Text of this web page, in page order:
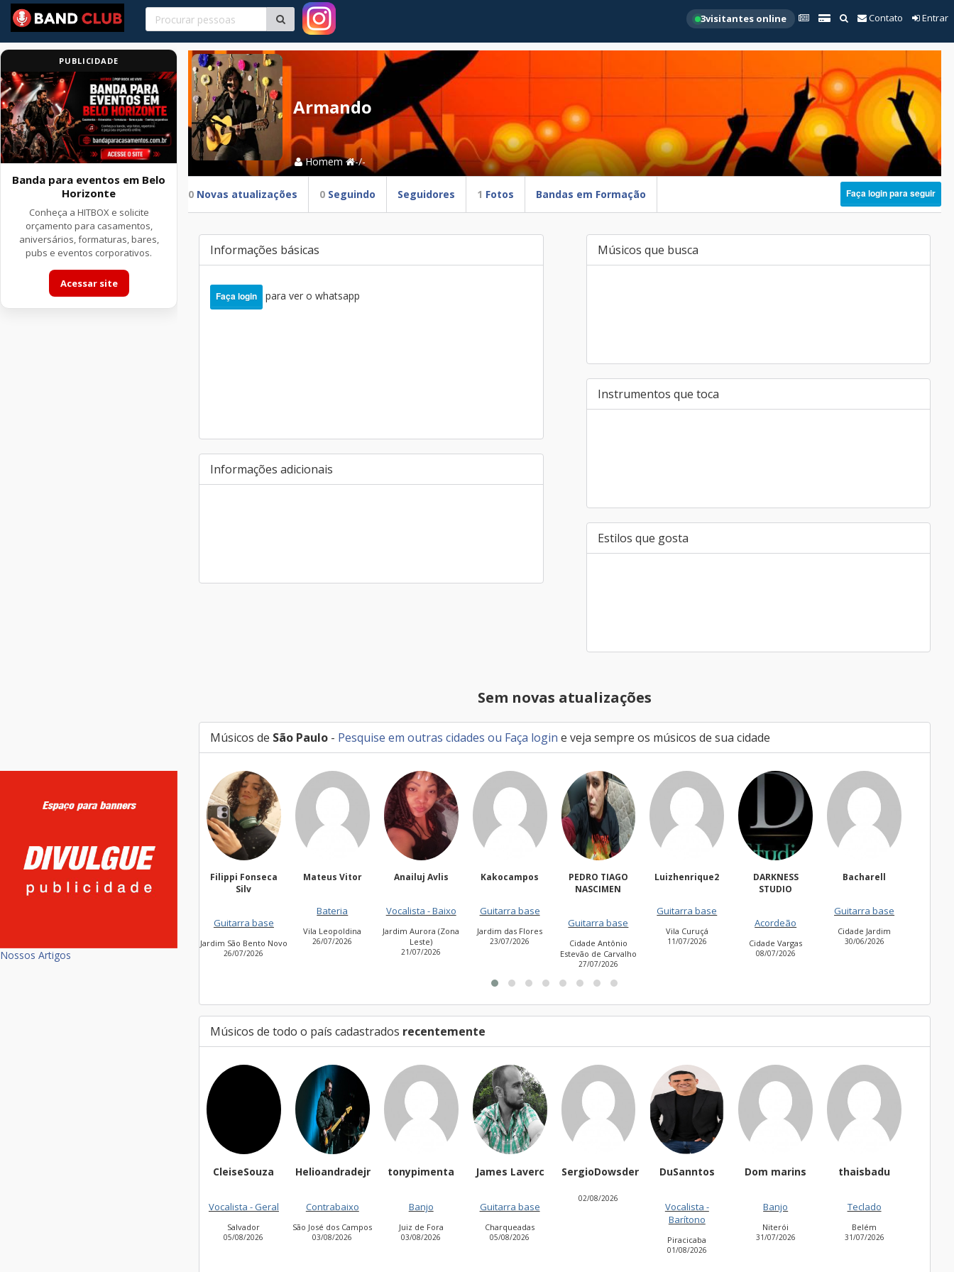
3visitantes online Contato Entrar
PUBLICIDADE
Banda para eventos em Belo
Horizonte
Conheça a HITBOX e solicite
orçamento para casamentos,
aniversários, formaturas, bares,
pubs e eventos corporativos.
Acessar site
Nossos Artigos
Armando
Homem -/-
0 Novas atualizações 0 Seguindo Seguidores 1 Fotos Bandas em Formação Faça login para seguir
Informações básicas
Faça login para ver o whatsapp
Informações adicionais
Músicos que busca
Instrumentos que toca
Estilos que gosta
Sem novas atualizações
Músicos de São Paulo - Pesquise em outras cidades ou Faça login e veja sempre os músicos de sua cidade
Jardim São Bento Novo
Mateus Vitor
Vila Leopoldina
26/07/2026
Anailuj Avlis
Vocalista - Baixo
Jardim Aurora (Zona
Leste)
Kakocampos
Guitarra base
Jardim das Flores
23/07/2026
PEDRO TIAGO
Cidade Antônio
Luizhenrique2
Vila Curuçá
11/07/2026
DARKNESS
Cidade Vargas
Bacharell
Cidade Jardim
30/06/2026
Waldir
27/06/2026
Músicos de todo o país cadastrados recentemente
CleiseSouza
Vocalista - Geral
05/08/2026
Helioandradejr
Contrabaixo
São José dos Campos
03/08/2026
tonypimenta
Juiz de Fora
03/08/2026
James Laverc
Guitarra base
Charqueadas
05/08/2026
SergioDowsder
02/08/2026
DuSanntos
Vocalista -
01/08/2026
Dom marins
31/07/2026
thaisbadu
31/07/2026